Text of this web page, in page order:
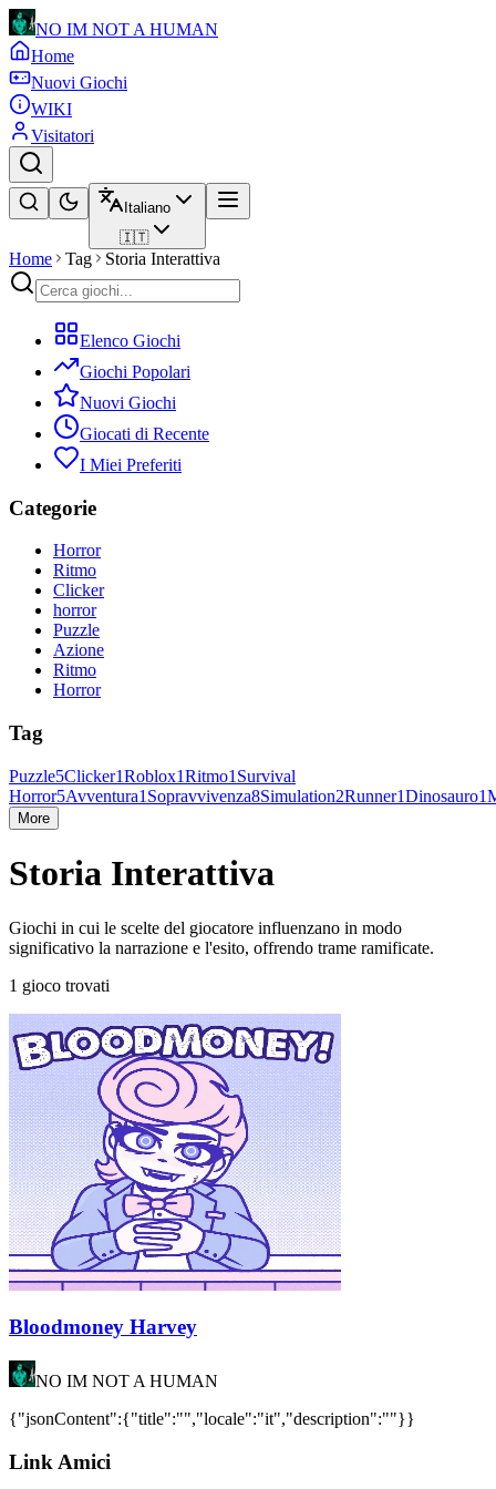
NO IM NOT A HUMAN
Home
Nuovi Giochi
WIKI
Visitatori
Italiano
🇮🇹
Home Tag Storia Interattiva
Elenco Giochi
Giochi Popolari
Nuovi Giochi
Giocati di Recente
I Miei Preferiti
Categorie
Horror
Ritmo
Clicker
horror
Puzzle
Azione
Ritmo
Horror
Tag
Puzzle5Clicker1Roblox1Ritmo1 Survival
Horror5Avventura1 Sopravvivenza8Simulation2Runner1Dinosauro1
More
Storia Interattiva
Giochi in cui le scelte del giocatore influenzano in modo
significativo la narrazione e l'esito, offrendo trame ramificate.
1 gioco trovati
Bloodmoney Harvey
NO IM NOT A HUMAN
{"jsonContent":{"title":"","locale":"it","description":""}}
Link Amici